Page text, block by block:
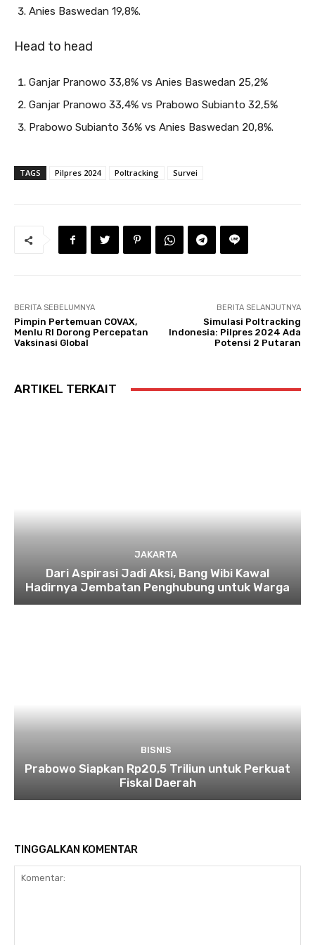
Anies Baswedan 19,8%.
Head to head
Ganjar Pranowo 33,8% vs Anies Baswedan 25,2%
Ganjar Pranowo 33,4% vs Prabowo Subianto 32,5%
Prabowo Subianto 36% vs Anies Baswedan 20,8%.
TAGS Pilpres 2024 Poltracking Survei
BERITA SEBELUMNYA
Pimpin Pertemuan COVAX,
Menlu RI Dorong Percepatan
Vaksinasi Global
BERITA SELANJUTNYA
Simulasi Poltracking
Indonesia: Pilpres 2024 Ada
Potensi 2 Putaran
ARTIKEL TERKAIT
JAKARTA
Dari Aspirasi Jadi Aksi, Bang Wibi Kawal
Hadirnya Jembatan Penghubung untuk Warga
BISNIS
Prabowo Siapkan Rp20,5 Triliun untuk Perkuat
Fiskal Daerah
TINGGALKAN KOMENTAR